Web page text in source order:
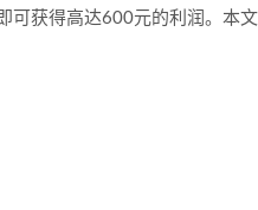
获得高达600元的利润。本